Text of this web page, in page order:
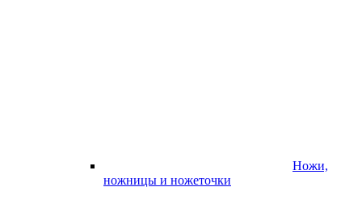
Ножи,
ножницы и ножеточки